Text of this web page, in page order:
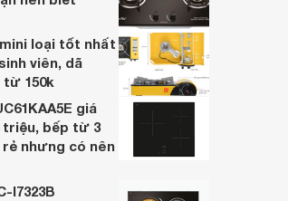
loại tốt nhất
viên, dã
từ 150k
giá
triệu, bếp từ 3
rẻ nhưng có nên
I7323B